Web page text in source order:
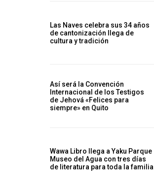
Las Naves celebra sus 34 años
de cantonización llega de
cultura y tradición
Así será la Convención
Internacional de los Testigos
de Jehová «Felices para
siempre» en Quito
Wawa Libro llega a Yaku Parque
Museo del Agua con tres días
de literatura para toda la familia